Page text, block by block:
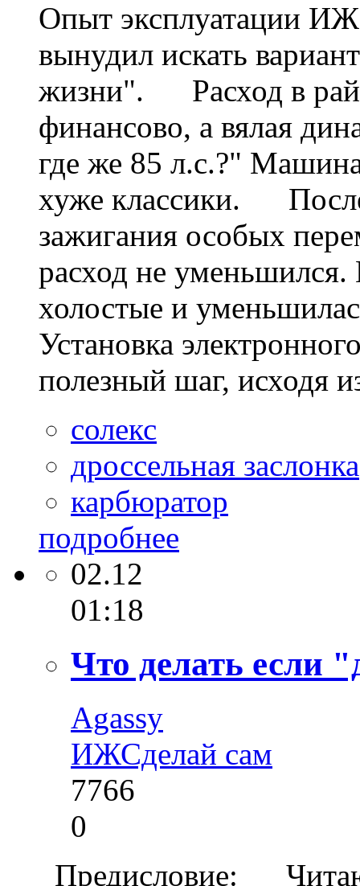
Опыт эксплуатации
вынудил искать
жизни". Расход в
финансово, а вялая
где же 85 л.с.?"
хуже классики. После
зажигания особых
расход не уменьшился.
холостые и
Установка
полезный шаг, исходя
солекс
дроссельная заслонка
карбюратор
подробнее
02.12
01:18
Что делать если
Agassy
ИЖСделай сам
7766
0
Предисловие: